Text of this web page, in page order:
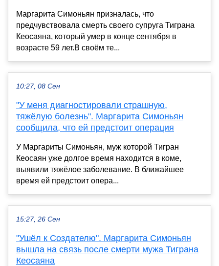
Маргарита Симоньян призналась, что
предчувствовала смерть своего супруга Тиграна
Кеосаяна, который умер в конце сентября в
возрасте 59 лет.В своём те...
10:27, 08 Сен
"У меня диагностировали страшную,
тяжёлую болезнь". Маргарита Симоньян
сообщила, что ей предстоит операция
У Маргариты Симоньян, муж которой Тигран
Кеосаян уже долгое время находится в коме,
выявили тяжёлое заболевание. В ближайшее
время ей предстоит опера...
15:27, 26 Сен
"Ушёл к Создателю". Маргарита Симоньян
вышла на связь после смерти мужа Тиграна
Кеосаяна